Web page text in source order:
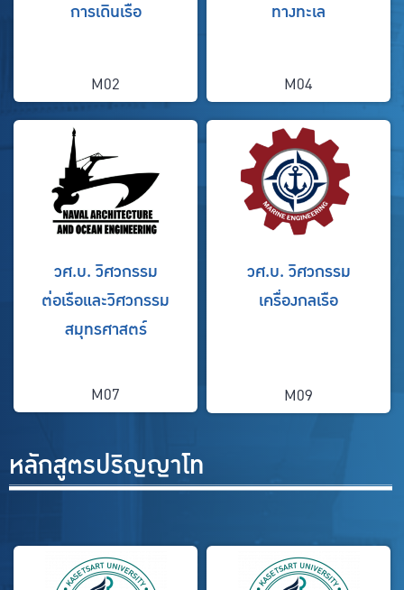
การเดินเรือ
M02
วศ.บ. วิศวกรรม
ต่อเรือและวิศวกรรม
สมุทรศาสตร์
M07
ทางทะเล
M04
วศ.บ. วิศวกรรม
เครื่องกลเรือ
M09
หลักสูตรปริญญาโท